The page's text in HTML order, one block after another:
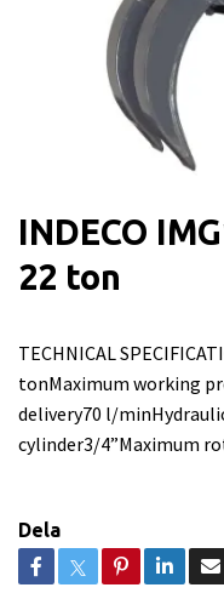
INDECO
22 ton
TECHNICAL
tonMaximum working
delivery70 l/
cylinder3/4”Maximum
Dela